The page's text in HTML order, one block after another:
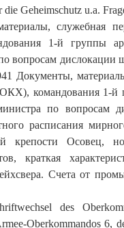
Geheimschutz u.a.
служебная
1-й группы
вопросам дислокации
Документы,
командования 1-й
по вопросам
расписания
крепости Осовец,
краткая
Счета от
des
Oberkommandos 6,